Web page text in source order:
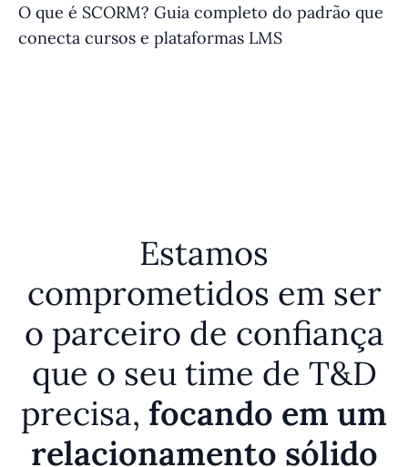
O que é SCORM? Guia completo do padrão que
conecta cursos e plataformas LMS
Estamos
comprometidos em ser
o parceiro de confiança
que o seu time de T&D
precisa, focando em um
relacionamento sólido